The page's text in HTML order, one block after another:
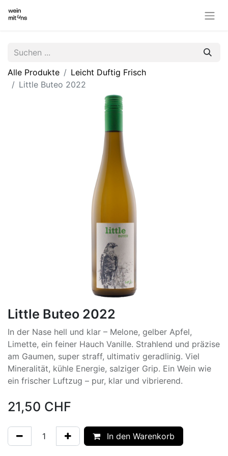
Alle Produkte
Leicht Duftig Frisch
Little Buteo 2022
Little Buteo 2022
In der Nase hell und klar – Melone, gelber Apfel,
Limette, ein feiner Hauch Vanille. Strahlend und präzise
am Gaumen, super straff, ultimativ geradlinig. Viel
Mineralität, kühle Energie, salziger Grip. Ein Wein wie
ein frischer Luftzug – pur, klar und vibrierend.
21,50 CHF
In den Warenkorb